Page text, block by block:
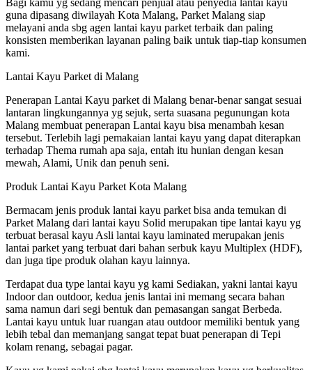
guna dipasang diwilayah Kota Malang, Parket Malang siap
melayani anda sbg agen lantai kayu parket terbaik dan paling
konsisten memberikan layanan paling baik untuk tiap-tiap konsumen
kami.
Lantai Kayu Parket di Malang
Penerapan Lantai Kayu parket di Malang benar-benar sangat sesuai
lantaran lingkungannya yg sejuk, serta suasana pegunungan kota
Malang membuat penerapan Lantai kayu bisa menambah kesan
tersebut. Terlebih lagi pemakaian lantai kayu yang dapat diterapkan
terhadap Thema rumah apa saja, entah itu hunian dengan kesan
mewah, Alami, Unik dan penuh seni.
Produk Lantai Kayu Parket Kota Malang
Bermacam jenis produk lantai kayu parket bisa anda temukan di
Parket Malang dari lantai kayu Solid merupakan tipe lantai kayu yg
terbuat berasal kayu Asli lantai kayu laminated merupakan jenis
lantai parket yang terbuat dari bahan serbuk kayu Multiplex (HDF),
dan juga tipe produk olahan kayu lainnya.
Terdapat dua type lantai kayu yg kami Sediakan, yakni lantai kayu
Indoor dan outdoor, kedua jenis lantai ini memang secara bahan
sama namun dari segi bentuk dan pemasangan sangat Berbeda.
Lantai kayu untuk luar ruangan atau outdoor memiliki bentuk yang
lebih tebal dan memanjang sangat tepat buat penerapan di Tepi
kolam renang, sebagai pagar.